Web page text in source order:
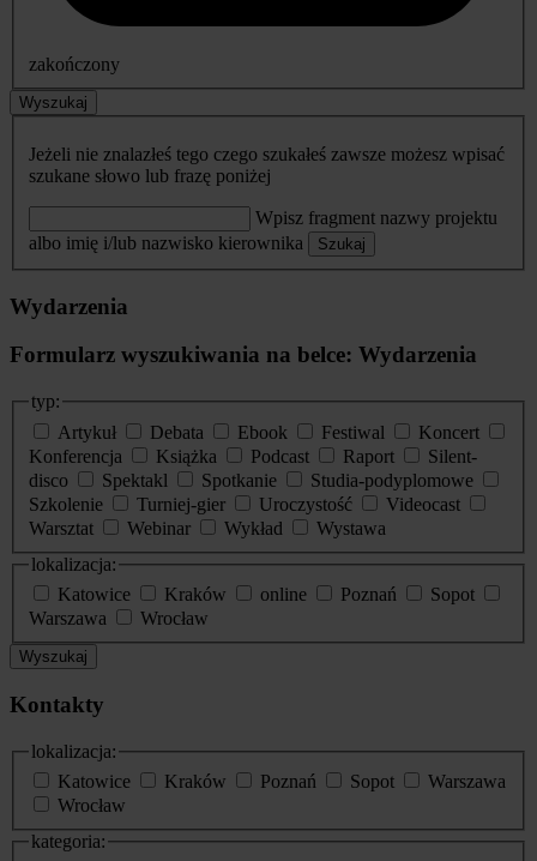
zakończony
Wyszukaj
Jeżeli nie znalazłeś tego czego szukałeś zawsze możesz wpisać
szukane słowo lub frazę poniżej
Wpisz fragment nazwy projektu
albo imię i/lub nazwisko kierownika
Szukaj
Wydarzenia
Formularz wyszukiwania na belce: Wydarzenia
typ:
Artykuł
Debata Ebook Festiwal
Koncert
Konferencja
Książka Podcast Raport
Silent-
disco
Spektakl Spotkanie
Studia-podyplomowe
Szkolenie
Turniej-gier Uroczystość
Videocast
Warsztat
Webinar Wykład
Wystawa
lokalizacja:
Katowice
Kraków online Poznań
Sopot
Warszawa
Wrocław
Wyszukaj
Kontakty
lokalizacja:
Katowice
Kraków Poznań Sopot
Warszawa
Wrocław
kategoria: